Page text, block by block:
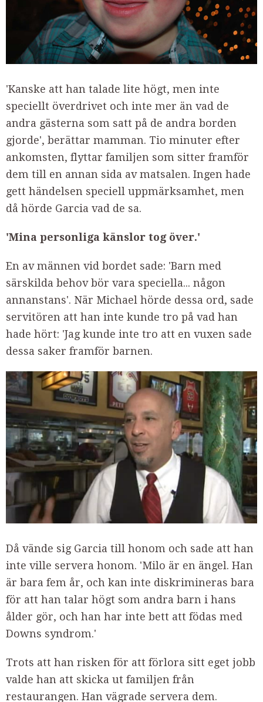
'Kanske att han talade lite högt, men inte
speciellt överdrivet och inte mer än vad de
andra gästerna som satt på de andra borden
gjorde', berättar mamman. Tio minuter efter
ankomsten, flyttar familjen som sitter framför
dem till en annan sida av matsalen. Ingen hade
gett händelsen speciell uppmärksamhet, men
då hörde Garcia vad de sa.
'Mina personliga känslor tog över.'
En av männen vid bordet sade: 'Barn med
särskilda behov bör vara speciella... någon
annanstans'. När Michael hörde dessa ord, sade
servitören att han inte kunde tro på vad han
hade hört: 'Jag kunde inte tro att en vuxen sade
dessa saker framför barnen.
Då vände sig Garcia till honom och sade att han
inte ville servera honom. 'Milo är en ängel. Han
är bara fem år, och kan inte diskrimineras bara
för att han talar högt som andra barn i hans
ålder gör, och han har inte bett att födas med
Downs syndrom.'
Trots att han risken för att förlora sitt eget jobb
valde han att skicka ut familjen från
restaurangen. Han vägrade servera dem.